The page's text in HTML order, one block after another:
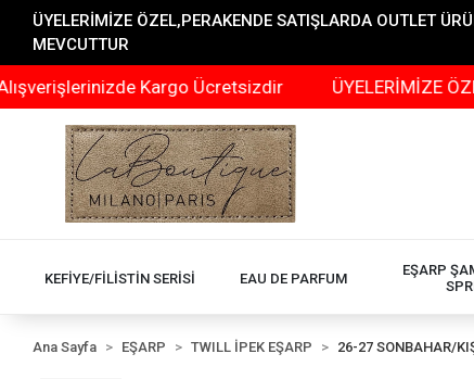
ÜYELERİMİZE ÖZEL,PERAKENDE SATIŞLARDA OUTLET
MEVCUTTUR
Kargo Ücretsizdir ÜYELERİMİZE
KEFİYE/FİLİSTİN SERİSİ EAU DE PARFUM
EŞARP
Ana Sayfa EŞARP TWILL İPEK EŞARP 26-27 SONBAHAR/